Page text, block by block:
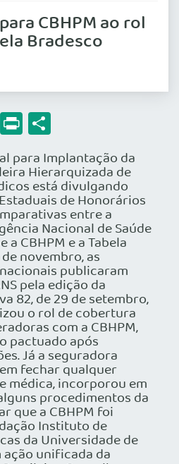
CBHPM ao rol
Bradesco
Email
Print
para Implantação da
Hierarquizada de
está divulgando
de Honorários
entre a
Nacional de Saúde
a CBHPM e a Tabela
novembro, as
publicaram
pela edição da
82, de 29 de setembro,
o rol de cobertura
com a CBHPM,
pactuado após
Já a seguradora
fechar qualquer
médica, incorporou em
procedimentos da
que a CBHPM foi
Instituto de
da Universidade de
ação unificada da